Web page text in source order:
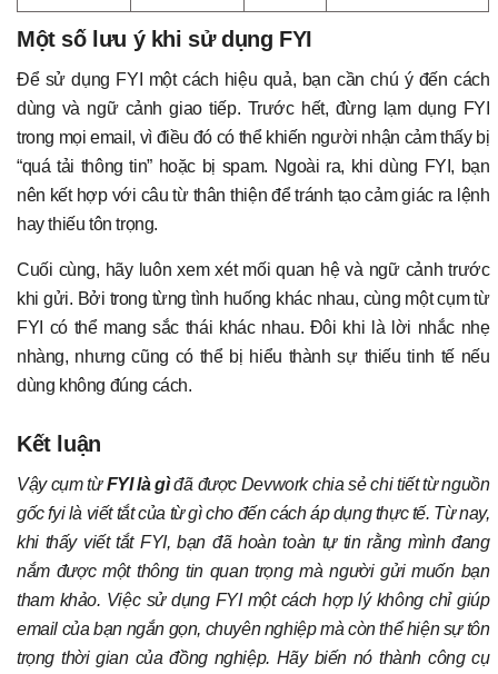
Một số lưu ý khi sử dụng FYI
Để sử dụng FYI một cách hiệu quả, bạn cần chú ý đến cách
dùng và ngữ cảnh giao tiếp. Trước hết, đừng lạm dụng FYI
trong mọi email, vì điều đó có thể khiến người nhận cảm thấy bị
“quá tải thông tin” hoặc bị spam. Ngoài ra, khi dùng FYI, bạn
nên kết hợp với câu từ thân thiện để tránh tạo cảm giác ra lệnh
hay thiếu tôn trọng.
Cuối cùng, hãy luôn xem xét mối quan hệ và ngữ cảnh trước
khi gửi. Bởi trong từng tình huống khác nhau, cùng một cụm từ
FYI có thể mang sắc thái khác nhau. Đôi khi là lời nhắc nhẹ
nhàng, nhưng cũng có thể bị hiểu thành sự thiếu tinh tế nếu
dùng không đúng cách.
Kết luận
Vậy cụm từFYI là gìđã được Devwork chia sẻ chi tiết từ nguồn
gốc fyi là viết tắt của từ gì cho đến cách áp dụng thực tế. Từ nay,
khi thấy viết tắt FYI, bạn đã hoàn toàn tự tin rằng mình đang
nắm được một thông tin quan trọng mà người gửi muốn bạn
tham khảo. Việc sử dụng FYI một cách hợp lý không chỉ giúp
email của bạn ngắn gọn, chuyên nghiệp mà còn thể hiện sự tôn
trọng thời gian của đồng nghiệp. Hãy biến nó thành công cụ